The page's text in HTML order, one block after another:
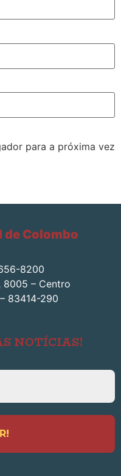
para a próxima vez
de Colombo
8200
8005 – Centro
83414-290
NOTÍCIAS!